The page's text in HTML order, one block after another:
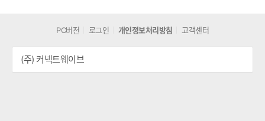
PC버전 로그인 개인정보처리방침 고객센터
(주) 커넥트웨이브